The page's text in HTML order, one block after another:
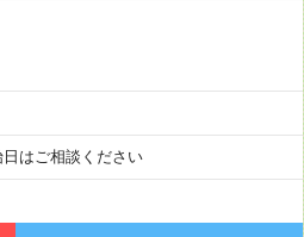
はご相談ください